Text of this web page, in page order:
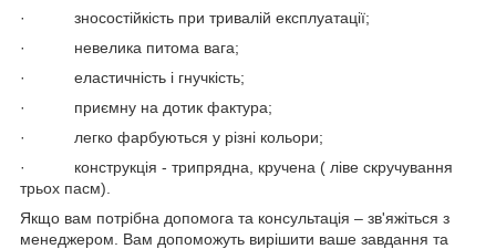
· зносостійкість при тривалій експлуатації;
· невелика питома вага;
· еластичність і гнучкість;
· приємну на дотик фактура;
· легко фарбуються у різні кольори;
· конструкція - трипрядна, кручена ( ліве скручування
трьох пасм).
Якщо вам потрібна допомога та консультація – зв'яжіться з
менеджером. Вам допоможуть вирішити ваше завдання та